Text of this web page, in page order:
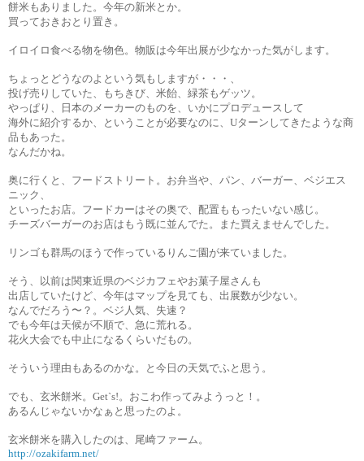
餅米もありました。今年の新米とか。
買っておきおとり置き。
イロイロ食べる物を物色。物販は今年出展が少なかった気がします。
ちょっとどうなのよという気もしますが・・・、
投げ売りしていた、もちきび、米飴、緑茶もゲッツ。
やっぱり、日本のメーカーのものを、いかにプロデュースして
海外に紹介するか、ということが必要なのに、Uターンしてきたような商
品もあった。
なんだかね。
奥に行くと、フードストリート。お弁当や、パン、バーガー、ベジエス
ニック、
といったお店。フードカーはその奥で、配置ももったいない感じ。
チーズバーガーのお店はもう既に並んでた。また買えませんでした。
リンゴも群馬のほうで作っているりんご園が来ていました。
そう、以前は関東近県のベジカフェやお菓子屋さんも
出店していたけど、今年はマップを見ても、出展数が少ない。
なんでだろう〜？。ベジ人気、失速？
でも今年は天候が不順で、急に荒れる。
花火大会でも中止になるくらいだもの。
そういう理由もあるのかな。と今日の天気でふと思う。
でも、玄米餅米。Get`s!。おこわ作ってみようっと！。
あるんじゃないかなぁと思ったのよ。
玄米餅米を購入したのは、尾崎ファーム。
http://ozakifarm.net/